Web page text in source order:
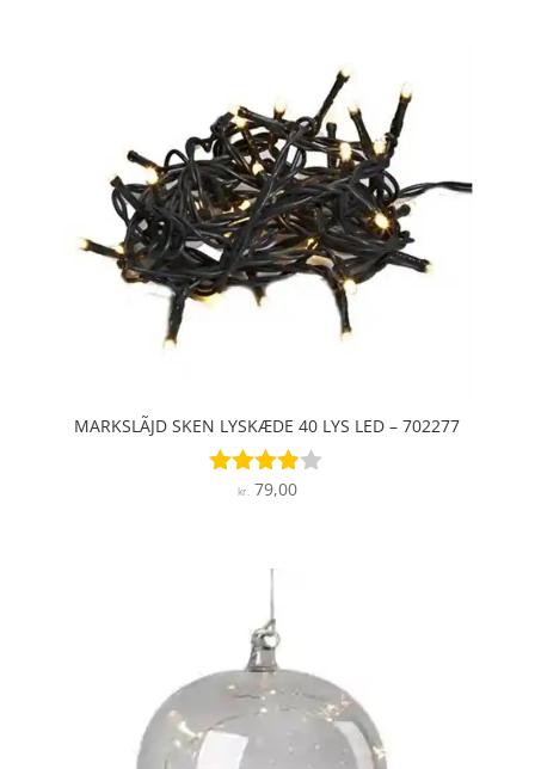
MARKSLÃJD SKEN LYSKÆDE 40 LYS LED – 702277
Vurderet
kr.79,00